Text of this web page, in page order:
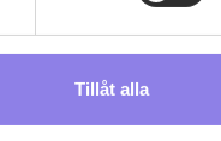
Tillåt alla